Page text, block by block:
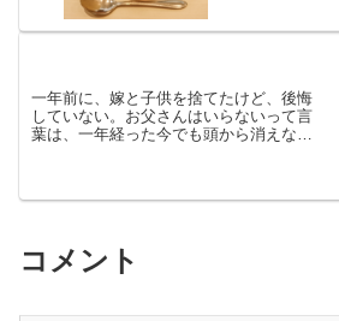
一年前に、嫁と子供を捨てたけど、後悔
していない。お父さんはいらないって言
葉は、一年経った今でも頭から消えな
コメント